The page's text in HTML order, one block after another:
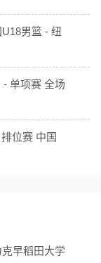
男篮 - 纽
单项赛 全场
位赛 中国
早稻田大学